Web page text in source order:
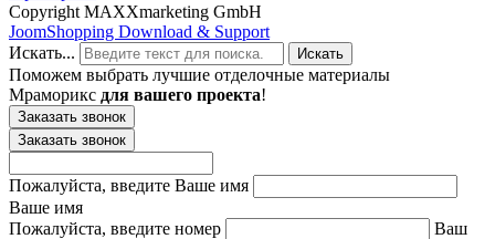
Copyright MAXXmarketing GmbH
JoomShopping Download & Support
Искать...
Искать
Поможем выбрать лучшие отделочные материалы
Мраморикс для вашего проекта!
Заказать звонок
Заказать звонок
Пожалуйста, введите Ваше имя
Ваше имя
Пожалуйста, введите номер
Ваш